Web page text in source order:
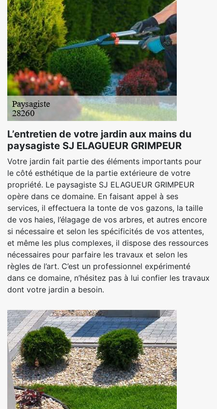
L’entretien de votre jardin aux mains du
paysagiste SJ ELAGUEUR GRIMPEUR
Votre jardin fait partie des éléments importants pour
le côté esthétique de la partie extérieure de votre
propriété. Le paysagiste SJ ELAGUEUR GRIMPEUR
opère dans ce domaine. En faisant appel à ses
services, il effectuera la tonte de vos gazons, la taille
de vos haies, l’élagage de vos arbres, et autres encore
si nécessaire et selon les spécificités de vos attentes,
et même les plus complexes, il dispose des ressources
nécessaires pour parfaire les travaux et selon les
règles de l’art. C’est un professionnel expérimenté
dans ce domaine, n’hésitez pas à lui confier les travaux
dont votre jardin a besoin.